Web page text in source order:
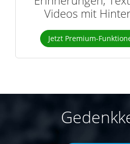
Videos mit
Jetzt Premium-